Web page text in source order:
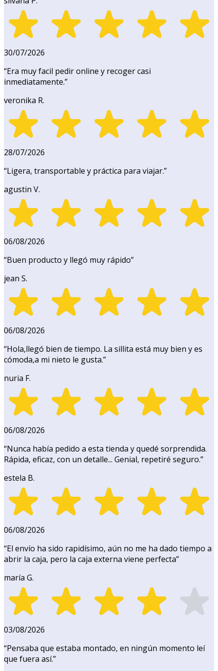
30/07/2026
“Era muy facil pedir online y recoger casi
inmediatamente.”
veronika R.
28/07/2026
“Ligera, transportable y práctica para viajar.”
agustin V.
06/08/2026
“Buen producto y llegó muy rápido”
jean S.
06/08/2026
“Hola,llegó bien de tiempo. La sillita está muy bien y es
cómoda,a mi nieto le gusta.”
nuria F.
06/08/2026
“Nunca había pedido a esta tienda y quedé sorprendida.
Rápida, eficaz, con un detalle... Genial, repetiré seguro.”
estela B.
06/08/2026
“El envío ha sido rapidísimo, aún no me ha dado tiempo a
abrir la caja, pero la caja externa viene perfecta”
maría G.
03/08/2026
“Pensaba que estaba montado, en ningún momento leí
que fuera así.”